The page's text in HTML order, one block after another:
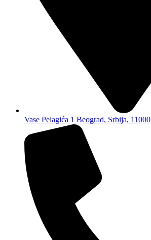
Vase Pelagića 1 Beograd, Srbija, 11000